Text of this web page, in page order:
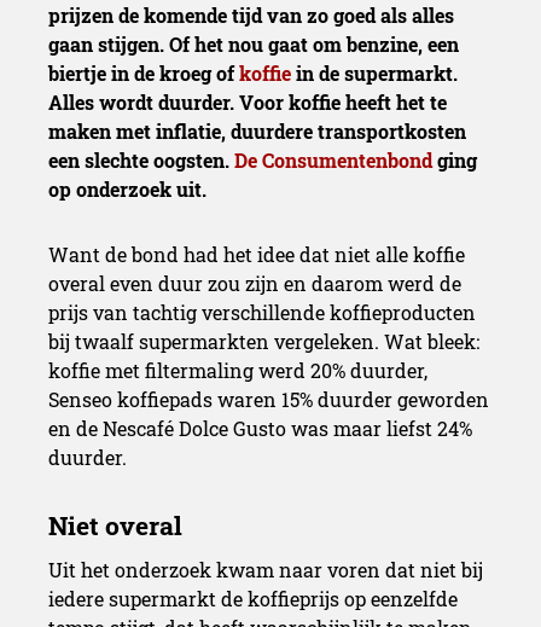
prijzen de komende tijd van zo goed als alles
gaan stijgen. Of het nou gaat om benzine, een
biertje in de kroeg ofkoffiein de supermarkt.
Alles wordt duurder. Voor koffie heeft het te
maken met inflatie, duurdere transportkosten
een slechte oogsten.De Consumentenbondging
op onderzoek uit.
Want de bond had het idee dat niet alle koffie
overal even duur zou zijn en daarom werd de
prijs van tachtig verschillende koffieproducten
bij twaalf supermarkten vergeleken. Wat bleek:
koffie met filtermaling werd 20% duurder,
Senseo koffiepads waren 15% duurder geworden
en de Nescafé Dolce Gusto was maar liefst 24%
duurder.
Uit het onderzoek kwam naar voren dat niet bij
iedere supermarkt de koffieprijs op eenzelfde